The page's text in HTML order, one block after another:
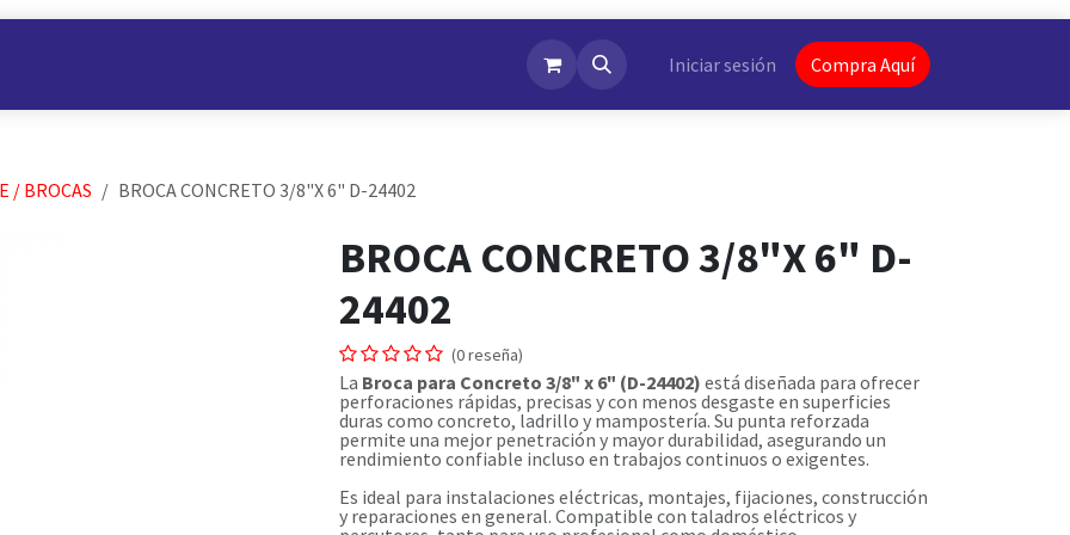
NotiFlash Iniciar sesión Compra Aquí
/ BROCAS BROCA CONCRETO 3/8"X 6" D-24402
BROCA CONCRETO 3/8"X 6" D-
24402
(0 reseña)
La Broca para Concreto 3/8" x 6" (D-24402) está diseñada para ofrecer
perforaciones rápidas, precisas y con menos desgaste en superficies
duras como concreto, ladrillo y mampostería. Su punta reforzada
permite una mejor penetración y mayor durabilidad, asegurando un
rendimiento confiable incluso en trabajos continuos o exigentes.
Es ideal para instalaciones eléctricas, montajes, fijaciones, construcción
y reparaciones en general. Compatible con taladros eléctricos y